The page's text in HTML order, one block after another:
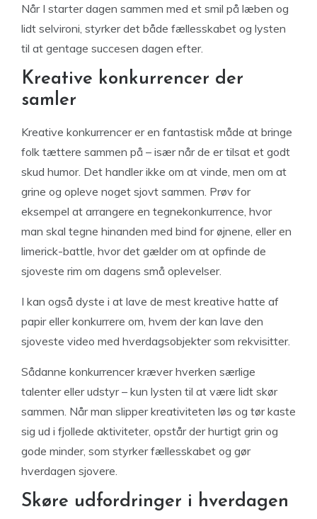
Når I starter dagen sammen med et smil på læben og
lidt selvironi, styrker det både fællesskabet og lysten
til at gentage succesen dagen efter.
Kreative konkurrencer der
samler
Kreative konkurrencer er en fantastisk måde at bringe
folk tættere sammen på – især når de er tilsat et godt
skud humor. Det handler ikke om at vinde, men om at
grine og opleve noget sjovt sammen. Prøv for
eksempel at arrangere en tegnekonkurrence, hvor
man skal tegne hinanden med bind for øjnene, eller en
limerick-battle, hvor det gælder om at opfinde de
sjoveste rim om dagens små oplevelser.
I kan også dyste i at lave de mest kreative hatte af
papir eller konkurrere om, hvem der kan lave den
sjoveste video med hverdagsobjekter som rekvisitter.
Sådanne konkurrencer kræver hverken særlige
talenter eller udstyr – kun lysten til at være lidt skør
sammen. Når man slipper kreativiteten løs og tør kaste
sig ud i fjollede aktiviteter, opstår der hurtigt grin og
gode minder, som styrker fællesskabet og gør
hverdagen sjovere.
Skøre udfordringer i hverdagen